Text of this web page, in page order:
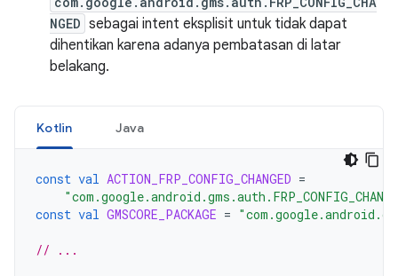
NGED sebagai intent eksplisit untuk tidak dapat
dihentikan karena adanya pembatasan di latar
belakang.
Kotlin Java
const val ACTION_FRP_CONFIG_CHANGED =
const val GMSCORE_PACKAGE =
// ...